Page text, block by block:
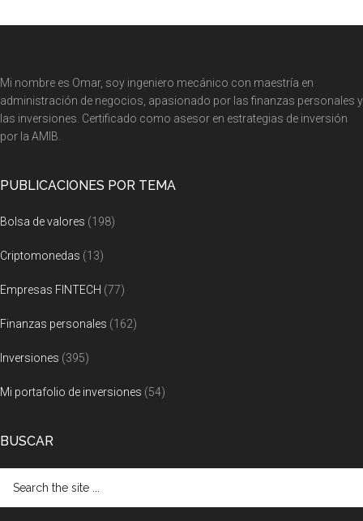
Footer
Mi nombre es Omar, soy ingeniero mecánico con maestría en
administración de negocios, apasionado por las finanzas personales y
las inversiones. Certificado como asesor en estrategias de inversión
por la AMIB.
PUBLICACIONES POR TEMA
Bolsa de valores (198)
Criptomonedas (13)
Empresas FINTECH (77)
Finanzas personales (162)
Inversiones (395)
Mi portafolio de inversiones (54)
BUSCAR
the